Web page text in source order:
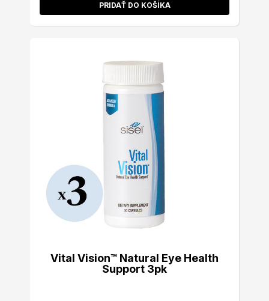
PRIDAŤ DO KOŠÍKA
Vital Vision™ Natural Eye Health
Support 3pk